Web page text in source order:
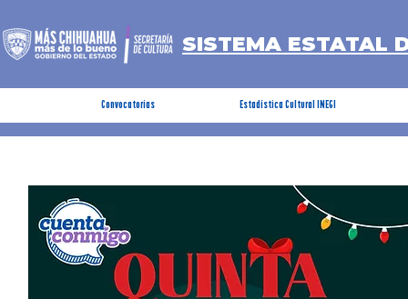
SISTEMA ESTATAL
Convocatorias Estadística Cultural INEGI